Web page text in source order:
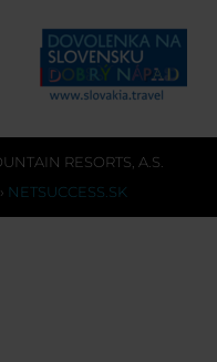
RESORTS, A.S.
› NETSUCCESS.SK